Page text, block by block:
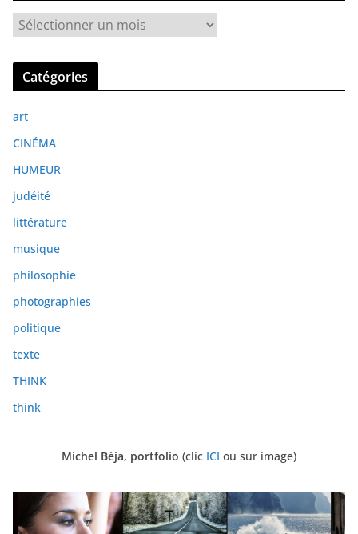
c
v
e
s
Catégories
art
CINÉMA
HUMEUR
judéité
littérature
musique
philosophie
photographies
politique
texte
THINK
think
Michel Béja, portfolio (clic ICI ou sur image)